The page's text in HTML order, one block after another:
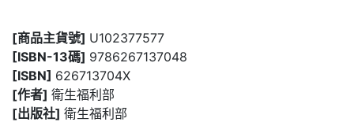
[商品主貨號] U102377577
[ISBN-13碼] 9786267137048
[ISBN] 626713704X
[作者] 衛生福利部
[出版社] 衛生福利部